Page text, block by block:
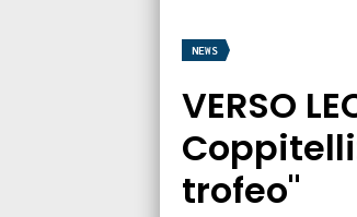
NEWS
VERSO
trofeo"